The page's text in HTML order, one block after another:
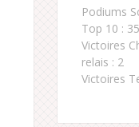
Podiums
Top 10 : 35
Victoires
relais : 2
Victoires